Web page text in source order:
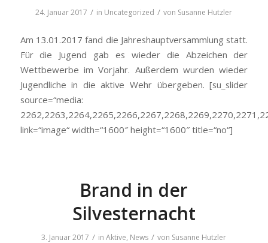
24. Januar 2017 / in Uncategorized / von Susanne Hutzler
Am 13.01.2017 fand die Jahreshauptversammlung statt.
Für die Jugend gab es wieder die Abzeichen der
Wettbewerbe im Vorjahr. Außerdem wurden wieder
Jugendliche in die aktive Wehr übergeben. [su_slider
source=“media:
link=“image“ width=“1600″ height=“1600″ title=“no“]
Brand in der
Silvesternacht
3. Januar 2017 / inAktive, News / von Susanne Hutzler